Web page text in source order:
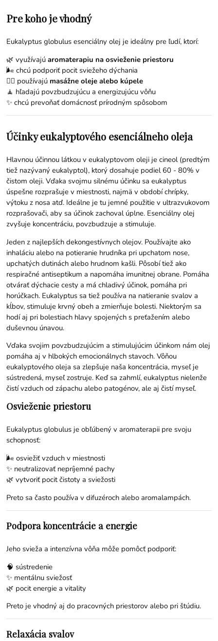
Pre koho je vhodný
Eukalyptus globulus esenciálny olej je ideálny pre ľudí, ktorí:
🌿 využívajúaromaterapiu na osvieženie priestoru
🌬️ chcú podporiť pocit sviežeho dýchania
💆‍♂️ používajú masážne oleje alebo kúpele
🧘 hľadajú povzbudzujúcu a energizujúcu vôňu
✨ chcú prevoňať domácnosť prírodným spôsobom
Účinky eukalyptového esenciálneho oleja
Hlavnou účinnou látkou v eukalyptovom oleji je cineol (predtým
tiež nazývaný eukalyptol), ktorý dosahuje podiel 60 - 80% v
čistom oleji. Vďaka svojmu silnému účinku sa eukalyptus
úspešne rozprašuje v miestnosti, najmä v období chrípky,
výtoku z nosa atď. Ideálne je tu jemné použitie v ultrazvukovom
rozprašovači, aby sa účinok zachoval úplne. Esenciálny olej
zvyšuje koncentráciu, povzbudzuje a stimuluje.
Jeden z najlepších dekongestívnych olejov. Používajte ako
inhaláciu alebo na potieranie hrudníka pri upchatom nose,
upchatých dutinách alebo hrudnom kašli. Pôsobí tiež ako
respiračné antiseptikum a napomáha imunitnej obrane. Pomáha
otvárať dýchacie cesty a má chladivý účinok, pomáha pri
horúčkach. Eukalyptus sa tiež používa na natieranie svalov a
kĺbov, stimuluje krvný obeh a zmierňuje bolesti. Niektorým sa
hodí aj pri bolestiach hlavy spojených s preťažením alebo
duševnou únavou.
Vďaka svojim povzbudzujúcim a stimulujúcim účinkom nám olej
pomáha aj v hlbokých emocionálnych stavoch. Vôňou
eukalyptového oleja sa zlepšuje naša koncentrácia, myseľ je
sústredená, myseľ zostruje. Keď sa zahmlí, eukalyptus nielenže
čistí vzduch od zápachu alebo patogénov, ale aj čistí myseľ.
Osvieženie priestoru
Eukalyptus globulus je obľúbený v aromaterapii pre svoju
schopnosť:
🌬️ osviežiť vzduch v miestnosti
✨ neutralizovať nepríjemné pachy
🌿 vytvoriť pocit čistoty a sviežosti
Preto sa často používa v difuzéroch alebo aromalampách.
Podpora koncentrácie a energie
Jeho svieža a intenzívna vôňa môže pomôcť podporiť:
🧠 sústredenie
✨ mentálnu sviežosť
🌿 pocit energie a vitality
Preto je vhodný aj do pracovných priestorov alebo pri štúdiu.
Relaxácia svalov